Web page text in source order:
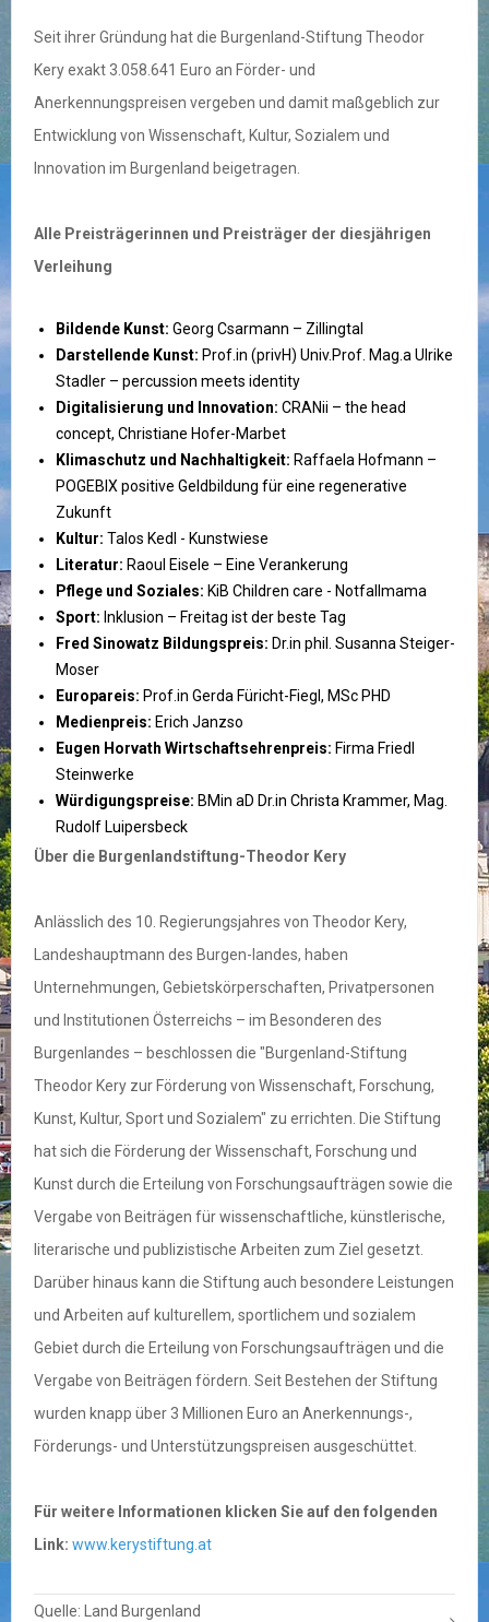
Seit ihrer Gründung hat die Burgenland-Stiftung Theodor
Kery exakt 3.058.641 Euro an Förder- und
Anerkennungspreisen vergeben und damit maßgeblich zur
Entwicklung von Wissenschaft, Kultur, Sozialem und
Innovation im Burgenland beigetragen.
Alle Preisträgerinnen und Preisträger der diesjährigen
Verleihung
Bildende Kunst: Georg Csarmann – Zillingtal
Darstellende Kunst: Prof.in (privH) Univ.Prof. Mag.a Ulrike
Stadler – percussion meets identity
Digitalisierung und Innovation: CRANii – the head
concept, Christiane Hofer-Marbet
Klimaschutz und Nachhaltigkeit: Raffaela Hofmann –
POGEBIX positive Geldbildung für eine regenerative
Zukunft
Kultur: Talos Kedl - Kunstwiese
Literatur: Raoul Eisele – Eine Verankerung
Pflege und Soziales: KiB Children care - Notfallmama
Sport: Inklusion – Freitag ist der beste Tag
Fred Sinowatz Bildungspreis: Dr.in phil. Susanna Steiger-
Moser
Europareis: Prof.in Gerda Füricht-Fiegl, MSc PHD
Medienpreis: Erich Janzso
Eugen Horvath Wirtschaftsehrenpreis: Firma Friedl
Steinwerke
Würdigungspreise: BMin aD Dr.in Christa Krammer, Mag.
Rudolf Luipersbeck
Über die Burgenlandstiftung-Theodor Kery
Anlässlich des 10. Regierungsjahres von Theodor Kery,
Landeshauptmann des Burgen-landes, haben
Unternehmungen, Gebietskörperschaften, Privatpersonen
und Institutionen Österreichs – im Besonderen des
Burgenlandes – beschlossen die "Burgenland-Stiftung
Theodor Kery zur Förderung von Wissenschaft, Forschung,
Kunst, Kultur, Sport und Sozialem" zu errichten. Die Stiftung
hat sich die Förderung der Wissenschaft, Forschung und
Kunst durch die Erteilung von Forschungsaufträgen sowie die
Vergabe von Beiträgen für wissenschaftliche, künstlerische,
literarische und publizistische Arbeiten zum Ziel gesetzt.
Darüber hinaus kann die Stiftung auch besondere Leistungen
und Arbeiten auf kulturellem, sportlichem und sozialem
Gebiet durch die Erteilung von Forschungsaufträgen und die
Vergabe von Beiträgen fördern. Seit Bestehen der Stiftung
wurden knapp über 3 Millionen Euro an Anerkennungs-,
Förderungs- und Unterstützungspreisen ausgeschüttet.
Für weitere Informationen klicken Sie auf den folgenden
Link: www.kerystiftung.at
Quelle: Land Burgenland